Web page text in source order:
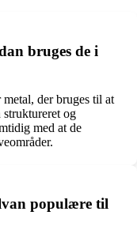
bruges de i
der bruges til at
og
med at de
populære til